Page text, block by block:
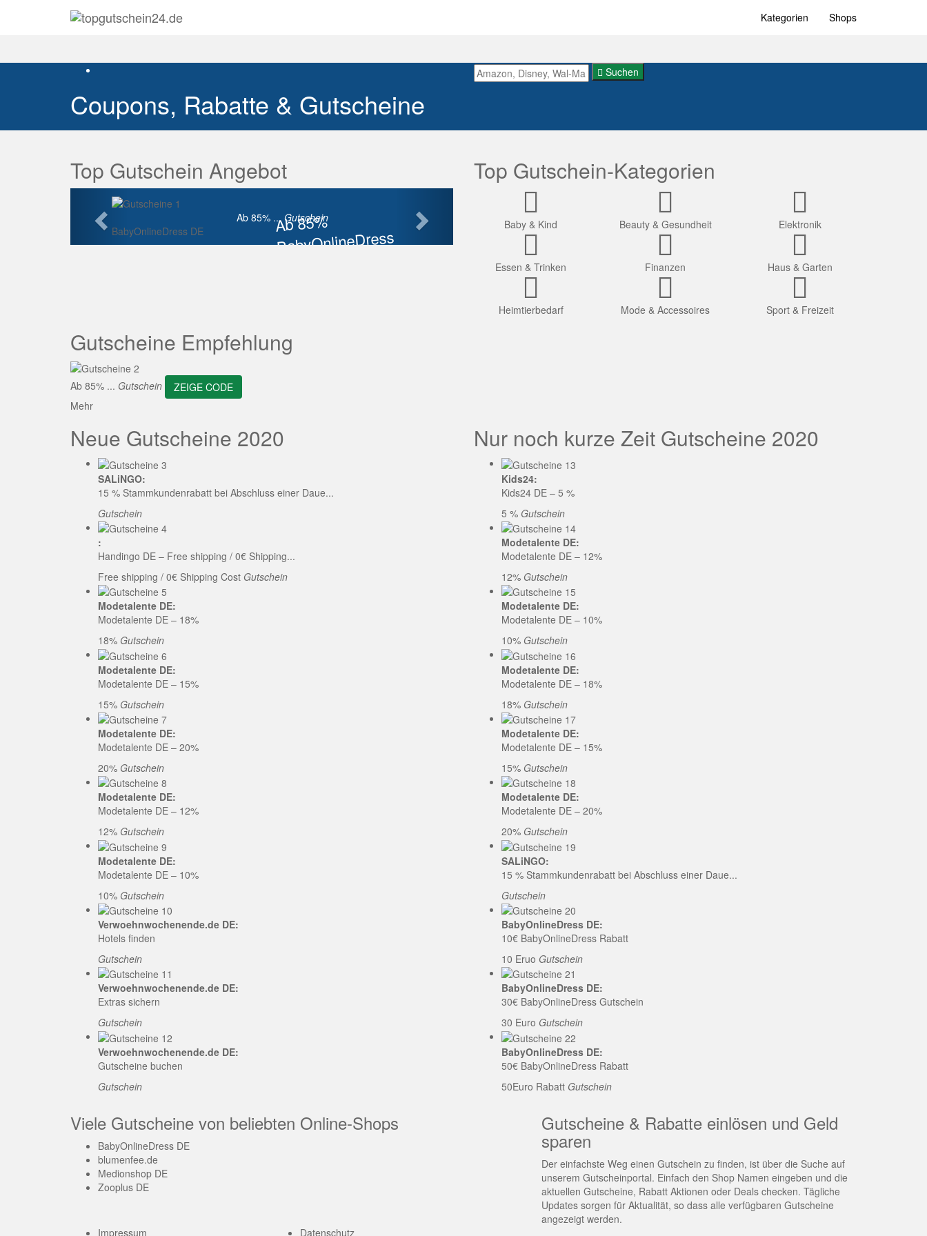
Kategorien Shops
Coupons, Rabatte & Gutscheine
Suchen
Top Gutschein Angebot
Ab 85%
BabyOnlineDress
Ab 85% ... Gutschein
BabyOnlineDress DE
Vorherige
Top Gutschein-Kategorien
Baby & Kind Beauty & Gesundheit Elektronik
Essen & Trinken Finanzen Haus & Garten
Heimtierbedarf Mode & Accessoires Sport & Freizeit
Gutscheine Empfehlung
Ab 85% ... Gutschein
ZEIGE CODE
Mehr
Neue Gutscheine 2020
SALiNGO:
15 % Stammkundenrabatt bei Abschluss einer Daue...
Gutschein
:
Handingo DE – Free shipping / 0€ Shipping...
Free shipping / 0€ Shipping Cost Gutschein
Modetalente DE:
Modetalente DE – 18%
18% Gutschein
Modetalente DE:
Modetalente DE – 15%
15% Gutschein
Modetalente DE:
Modetalente DE – 20%
20% Gutschein
Modetalente DE:
Modetalente DE – 12%
12% Gutschein
Modetalente DE:
Modetalente DE – 10%
10% Gutschein
Verwoehnwochenende.de DE:
Hotels finden
Gutschein
Verwoehnwochenende.de DE:
Extras sichern
Gutschein
Verwoehnwochenende.de DE:
Gutscheine buchen
Gutschein
Nur noch kurze Zeit Gutscheine 2020
Kids24:
Kids24 DE – 5 %
5 % Gutschein
Modetalente DE:
Modetalente DE – 12%
12% Gutschein
Modetalente DE:
Modetalente DE – 10%
10% Gutschein
Modetalente DE:
Modetalente DE – 18%
18% Gutschein
Modetalente DE:
Modetalente DE – 15%
15% Gutschein
Modetalente DE:
Modetalente DE – 20%
20% Gutschein
SALiNGO:
15 % Stammkundenrabatt bei Abschluss einer Daue...
Gutschein
BabyOnlineDress DE:
10€ BabyOnlineDress Rabatt
10 Eruo Gutschein
BabyOnlineDress DE:
30€ BabyOnlineDress Gutschein
30 Euro Gutschein
BabyOnlineDress DE:
50€ BabyOnlineDress Rabatt
50Euro Rabatt Gutschein
Viele Gutscheine von beliebten Online-Shops
BabyOnlineDress DE
blumenfee.de
Medionshop DE
Zooplus DE
Gutscheine & Rabatte einlösen und Geld
sparen
Der einfachste Weg einen Gutschein zu finden, ist über die Suche auf
unserem Gutscheinportal. Einfach den Shop Namen eingeben und die
aktuellen Gutscheine, Rabatt Aktionen oder Deals checken. Tägliche
Updates sorgen für Aktualität, so dass alle verfügbaren Gutscheine
angezeigt werden.
Impressum
Datenschutz